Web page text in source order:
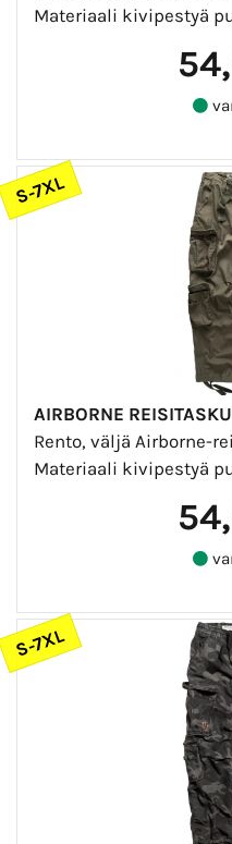
Materiaali kivipestyä
S-7XL
AIRBORNE
Rento, väljä Airborne-
Materiaali kivipestyä
S-7XL